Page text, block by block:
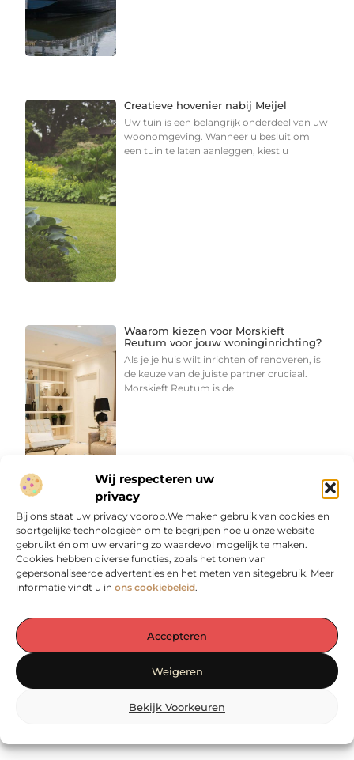
Wij respecteren uw
privacy
Bij ons staat uw privacy voorop.We maken gebruik van cookies en
soortgelijke technologieën om te begrijpen hoe u onze website
gebruikt én om uw ervaring zo waardevol mogelijk te maken.
Cookies hebben diverse functies, zoals het tonen van
gepersonaliseerde advertenties en het meten van sitegebruik. Meer
informatie vindt u in ons cookiebeleid.
Accepteren
Weigeren
Bekijk Voorkeuren
Creatieve hovenier nabij Meijel
Uw tuin is een belangrijk onderdeel van uw
woonomgeving. Wanneer u besluit om
een tuin te laten aanleggen, kiest u
Waarom kiezen voor Morskieft
Reutum voor jouw woninginrichting?
Als je je huis wilt inrichten of renoveren, is
de keuze van de juiste partner cruciaal.
Morskieft Reutum is de
De essentie van stijl: heren polo's in
jouw garderobe
Als je denkt aan een zakelijke bijeenkomst,